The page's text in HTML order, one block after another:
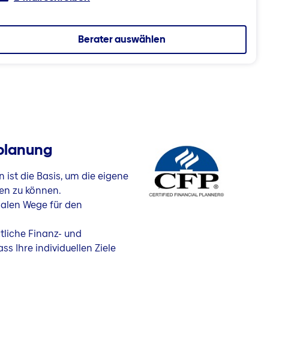
Berater auswählen
die Basis, um die eigene
zu können.
Wege für den
Finanz- und
Ihre individuellen Ziele